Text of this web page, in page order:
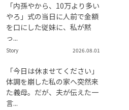
「内孫やから、10万より多い
やろ」式の当日に人前で金額
を口にした従妹に、私が黙
っ...
Story 2026.08.01
「今日は休ませてください」
体調を崩した私の家へ突然来
た義母。だが、夫が伝えた一
言...